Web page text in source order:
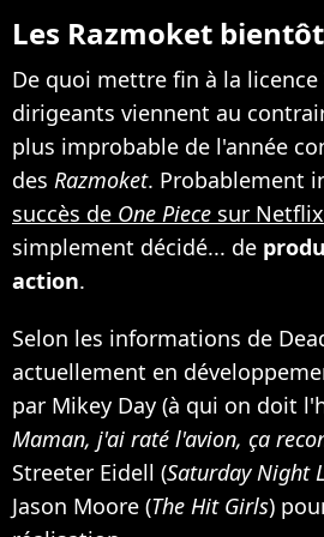
Les Razmoket
De quoi mettre fin à la licence
dirigeants viennent au
plus improbable de l'année
des Razmoket. Probablement
succès de One Piece sur Netflix
simplement décidé... de
action.
Selon les informations de
actuellement en
par Mikey Day (à qui on doit
Maman, j'ai raté l'avion, ça
Streeter Eidell (Saturday Night
Jason Moore (The Hit Girls)